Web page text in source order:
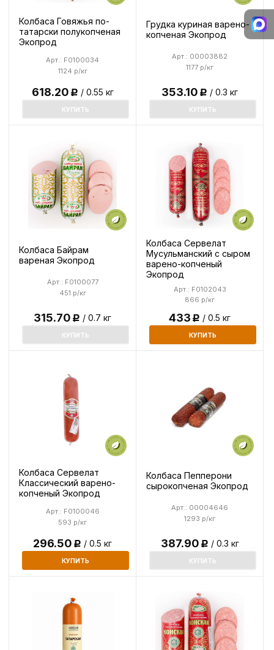
Колбаса Говяжья по-
татарски полукопченая
Экопрод
1124 р/кг
Арт.: F0100034
618.20Р / 0.55 кг
КУПИТЬ
Грудка куриная варено-
копченая Экопрод
1177 р/кг
Арт.: 00003882
353.10Р / 0.3 кг
КУПИТЬ
Колбаса Байрам
вареная Экопрод
451 р/кг
Арт.: F0100077
315.70Р / 0.7 кг
КУПИТЬ
Колбаса Сервелат
Мусульманский с сыром
варено-копченый
Экопрод
866 р/кг
Арт.: F0102043
433Р / 0.5 кг
КУПИТЬ
Колбаса Сервелат
Классический варено-
копченый Экопрод
593 р/кг
Арт.: F0100046
296.50Р / 0.5 кг
КУПИТЬ
Колбаса Пепперони
сырокопченая Экопрод
1293 р/кг
Арт.: 00004646
387.90Р / 0.3 кг
КУПИТЬ